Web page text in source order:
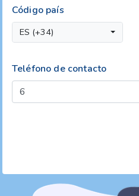
Código país
ES (+34)
Teléfono de contacto